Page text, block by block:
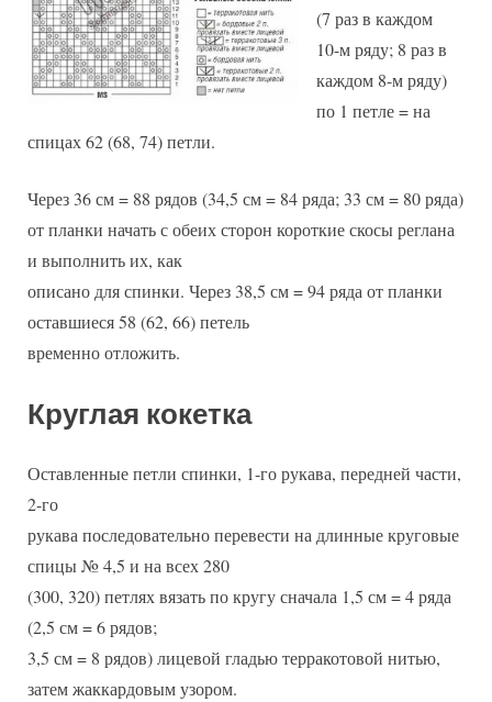
(7 раз в каждом
10-м ряду; 8 раз в
каждом 8-м ряду)
по 1 петле = на
спицах 62 (68, 74) петли.
Через 36 см = 88 рядов (34,5 см = 84 ряда; 33 см = 80 ряда)
от планки начать с обеих сторон короткие скосы реглана
и выполнить их, как
описано для спинки. Через 38,5 см = 94 ряда от планки
оставшиеся 58 (62, 66) петель
временно отложить.
Круглая кокетка
Оставленные петли спинки, 1-го рукава, передней части,
2-го
рукава последовательно перевести на длинные круговые
спицы № 4,5 и на всех 280
(300, 320) петлях вязать по кругу сначала 1,5 см = 4 ряда
(2,5 см = 6 рядов;
3,5 см = 8 рядов) лицевой гладью терракотовой нитью,
затем жаккардовым узором.